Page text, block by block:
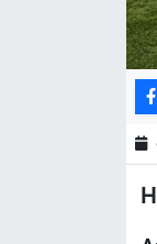
EDİRNE